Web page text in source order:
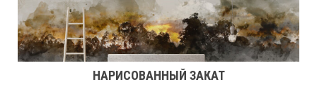
НАРИСОВАННЫЙ ЗАКАТ